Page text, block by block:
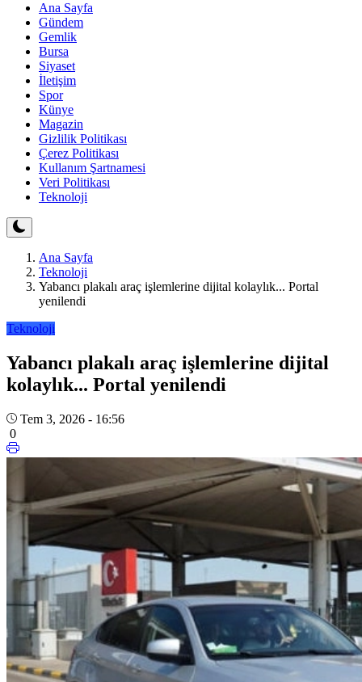
Ana Sayfa
Gündem
Gemlik
Bursa
Siyaset
İletişim
Spor
Künye
Magazin
Gizlilik Politikası
Çerez Politikası
Kullanım Şartnamesi
Veri Politikası
Teknoloji
Ana Sayfa
Teknoloji
Yabancı plakalı araç işlemlerine dijital kolaylık... Portal
yenilendi
Teknoloji
Yabancı plakalı araç işlemlerine dijital
kolaylık... Portal yenilendi
Tem 3, 2026 - 16:56
0